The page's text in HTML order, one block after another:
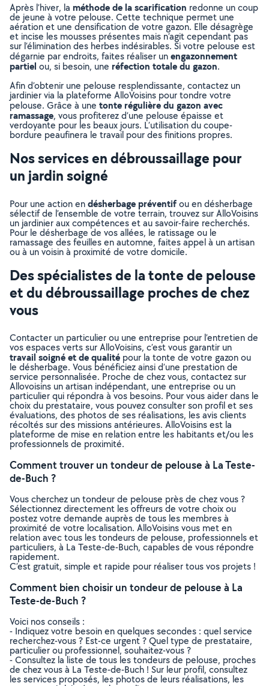
Après l’hiver, la méthode de la scarification redonne un coup
de jeune à votre pelouse. Cette technique permet une
aération et une densification de votre gazon. Elle désagrège
et incise les mousses présentes mais n’agit cependant pas
sur l’élimination des herbes indésirables. Si votre pelouse est
dégarnie par endroits, faites réaliser unengazonnement
partiel ou, si besoin, une réfection totale du gazon.
Afin d’obtenir une pelouse resplendissante, contactez un
jardinier via la plateforme AlloVoisins pour tondre votre
pelouse. Grâce à une tonte régulière du gazon avec
ramassage, vous profiterez d’une pelouse épaisse et
verdoyante pour les beaux jours. L’utilisation du coupe-
bordure peaufinera le travail pour des finitions propres.
Nos services en débroussaillage pour
un jardin soigné
Pour une action endésherbage préventifou en désherbage
sélectif de l’ensemble de votre terrain, trouvez sur AlloVoisins
un jardinier aux compétences et au savoir-faire recherchés.
Pour le désherbage de vos allées, le ratissage ou le
ramassage des feuilles en automne, faites appel à un artisan
ou à un voisin à proximité de votre domicile.
Des spécialistes de la tonte de pelouse
et du débroussaillage proches de chez
vous
Contacter un particulier ou une entreprise pour l’entretien de
vos espaces verts sur AlloVoisins, c’est vous garantir un
travail soigné et de qualité pour la tonte de votre gazon ou
le désherbage. Vous bénéficiez ainsi d’une prestation de
service personnalisée. Proche de chez vous, contactez sur
Allovoisins un artisan indépendant, une entreprise ou un
particulier qui répondra à vos besoins. Pour vous aider dans le
choix du prestataire, vous pouvez consulter son profil et ses
évaluations, des photos de ses réalisations, les avis clients
récoltés sur des missions antérieures. AlloVoisins est la
plateforme de mise en relation entre les habitants et/ou les
professionnels de proximité.
Comment trouver un tondeur de pelouse à La Teste-
de-Buch ?
Vous cherchez un tondeur de pelouse près de chez vous ?
Sélectionnez directement les offreurs de votre choix ou
postez votre demande auprès de tous les membres à
proximité de votre localisation. AlloVoisins vous met en
relation avec tous les tondeurs de pelouse, professionnels et
particuliers, à La Teste-de-Buch, capables de vous répondre
rapidement.
C’est gratuit, simple et rapide pour réaliser tous vos projets !
Comment bien choisir un tondeur de pelouse à La
Teste-de-Buch ?
Voici nos conseils :
- Indiquez votre besoin en quelques secondes : quel service
recherchez-vous ? Est-ce urgent ? Quel type de prestataire,
particulier ou professionnel, souhaitez-vous ?
- Consultez la liste de tous les tondeurs de pelouse, proches
de chez vous à La Teste-de-Buch ! Sur leur profil, consultez
les services proposés, les photos de leurs réalisations, les